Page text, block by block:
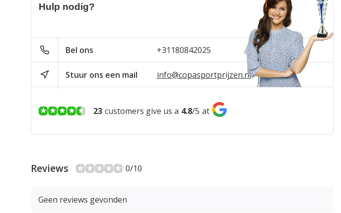
Hulp nodig?
Bel ons +31180842025
Stuur ons een mail info@copasportprijzen.nl
23 customers give us a 4.8/5 at
Reviews 0/10
Geen reviews gevonden